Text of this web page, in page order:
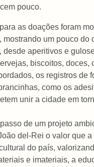
pouco.
as doações foram
mostrando um pouco do
desde aperitivos e
biscoitos, doces,
os registros de
como os
unir a cidade em
de um projeto
del-Rei o valor que
do país,
e imateriais, a